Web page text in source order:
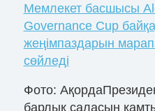
Мемлекет басшысы
Governance Cup
жеңімпаздарын
сөйледі
Фото:
барлық саласын